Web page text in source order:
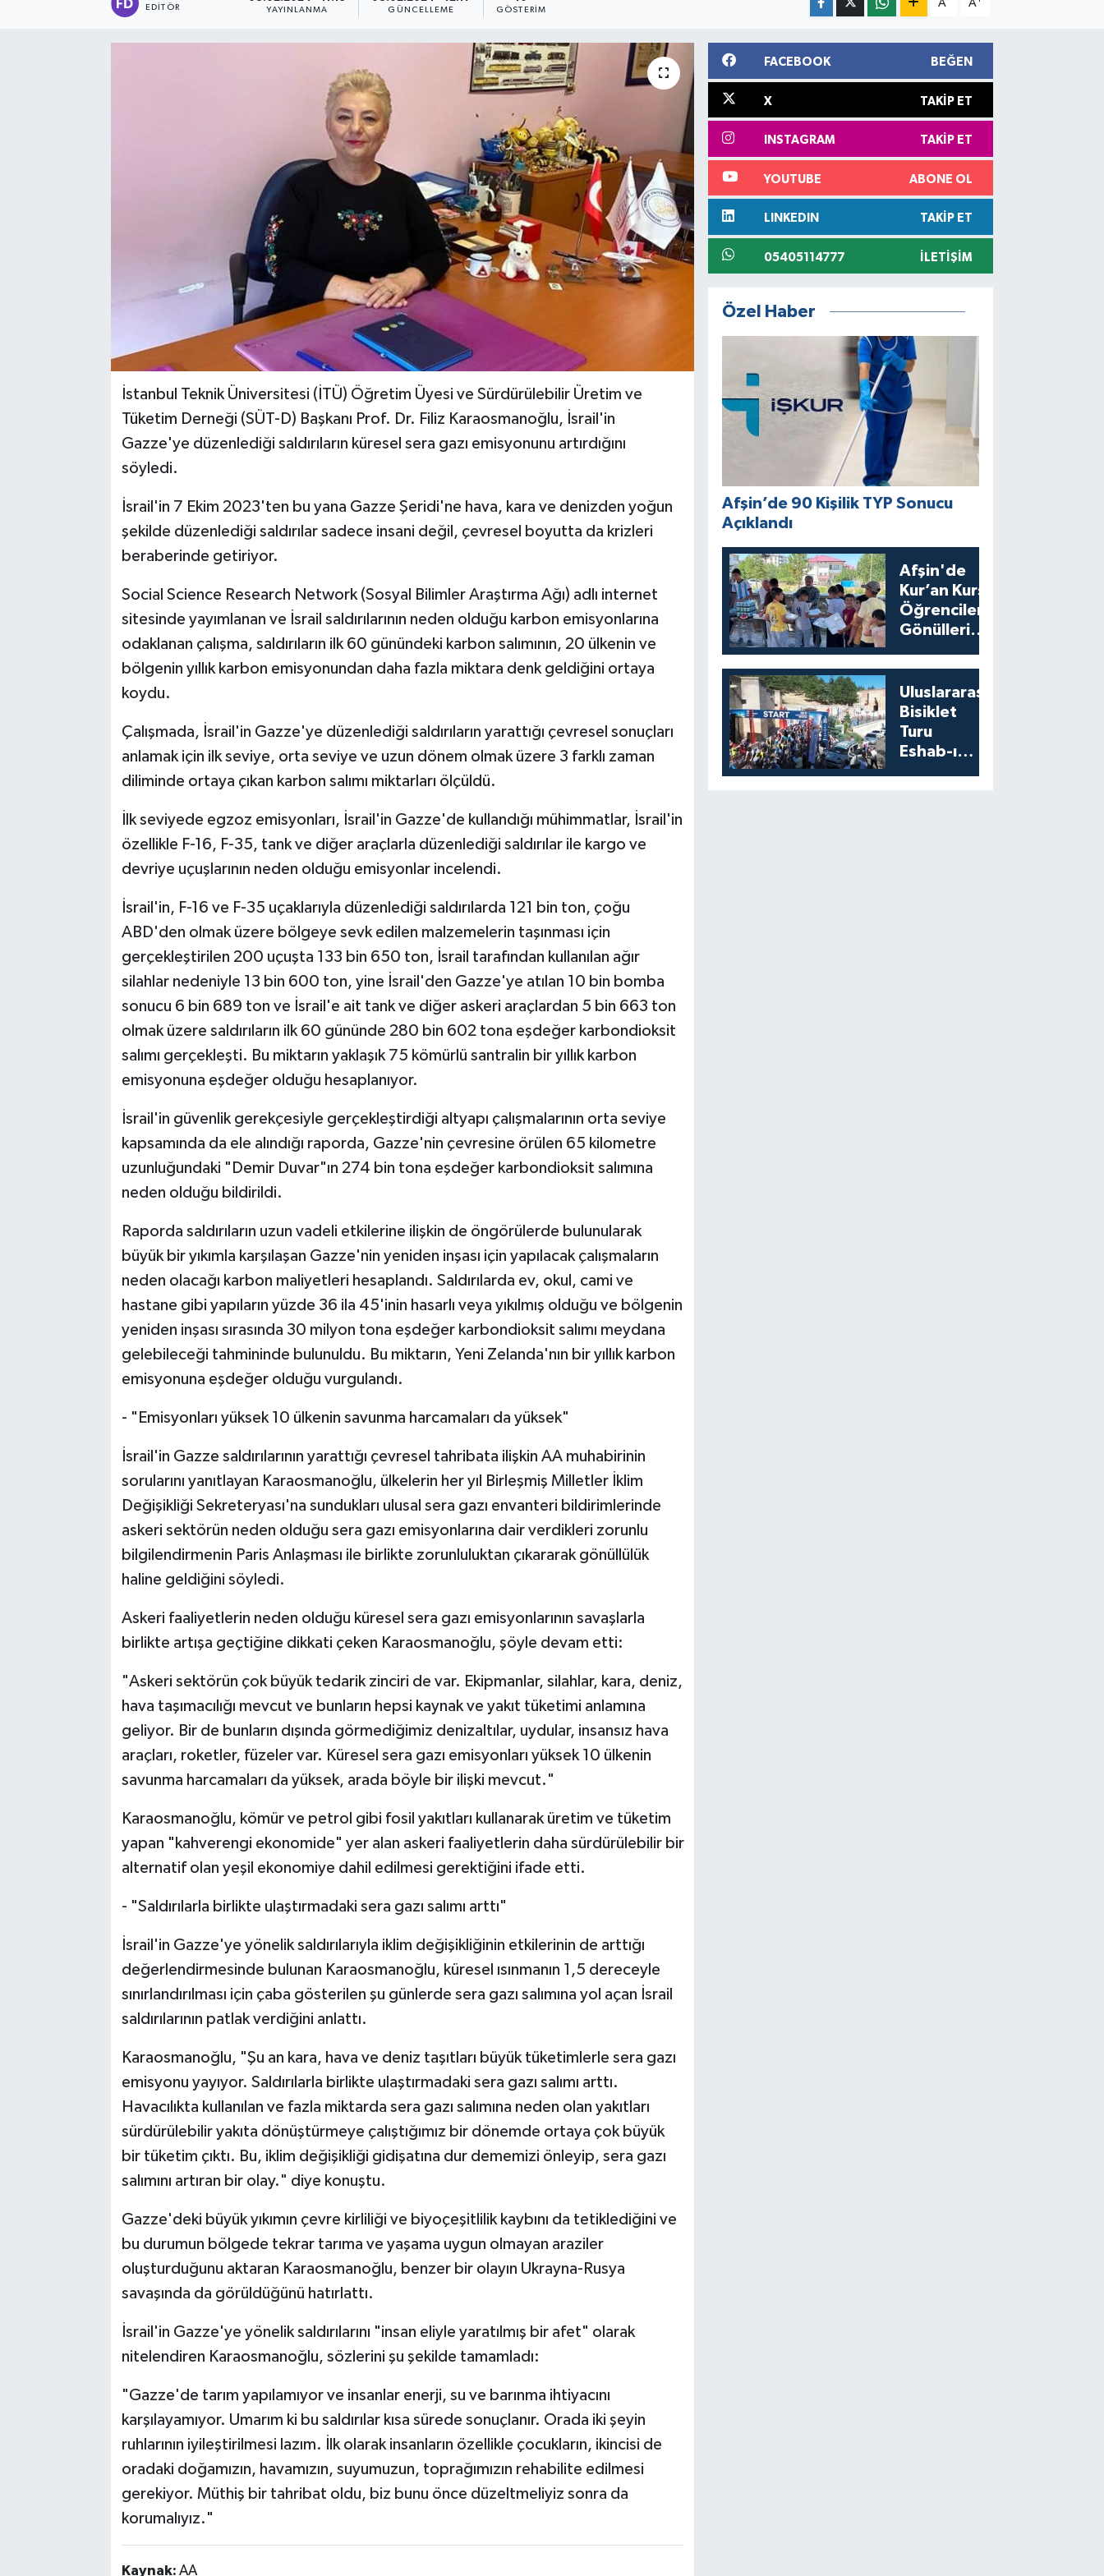
EDITÖR YAYINLANMA GÜNCELLEME GÖSTERIM
A A
İstanbul Teknik Üniversitesi (İTÜ) Öğretim Üyesi ve Sürdürülebilir Üretim ve
Tüketim Derneği (SÜT-D) Başkanı Prof. Dr. Filiz Karaosmanoğlu, İsrail'in
Gazze'ye düzenlediği saldırıların küresel sera gazı emisyonunu artırdığını
söyledi.
İsrail'in 7 Ekim 2023'ten bu yana Gazze Şeridi'ne hava, kara ve denizden yoğun
şekilde düzenlediği saldırılar sadece insani değil, çevresel boyutta da krizleri
beraberinde getiriyor.
Social Science Research Network (Sosyal Bilimler Araştırma Ağı) adlı internet
sitesinde yayımlanan ve İsrail saldırılarının neden olduğu karbon emisyonlarına
odaklanan çalışma, saldırıların ilk 60 günündeki karbon salımının, 20 ülkenin ve
bölgenin yıllık karbon emisyonundan daha fazla miktara denk geldiğini ortaya
koydu.
Çalışmada, İsrail'in Gazze'ye düzenlediği saldırıların yarattığı çevresel sonuçları
anlamak için ilk seviye, orta seviye ve uzun dönem olmak üzere 3 farklı zaman
diliminde ortaya çıkan karbon salımı miktarları ölçüldü.
İlk seviyede egzoz emisyonları, İsrail'in Gazze'de kullandığı mühimmatlar, İsrail'in
özellikle F-16, F-35, tank ve diğer araçlarla düzenlediği saldırılar ile kargo ve
devriye uçuşlarının neden olduğu emisyonlar incelendi.
İsrail'in, F-16 ve F-35 uçaklarıyla düzenlediği saldırılarda 121 bin ton, çoğu
ABD'den olmak üzere bölgeye sevk edilen malzemelerin taşınması için
gerçekleştirilen 200 uçuşta 133 bin 650 ton, İsrail tarafından kullanılan ağır
silahlar nedeniyle 13 bin 600 ton, yine İsrail'den Gazze'ye atılan 10 bin bomba
sonucu 6 bin 689 ton ve İsrail'e ait tank ve diğer askeri araçlardan 5 bin 663 ton
olmak üzere saldırıların ilk 60 gününde 280 bin 602 tona eşdeğer karbondioksit
salımı gerçekleşti. Bu miktarın yaklaşık 75 kömürlü santralin bir yıllık karbon
emisyonuna eşdeğer olduğu hesaplanıyor.
İsrail'in güvenlik gerekçesiyle gerçekleştirdiği altyapı çalışmalarının orta seviye
kapsamında da ele alındığı raporda, Gazze'nin çevresine örülen 65 kilometre
uzunluğundaki "Demir Duvar"ın 274 bin tona eşdeğer karbondioksit salımına
neden olduğu bildirildi.
Raporda saldırıların uzun vadeli etkilerine ilişkin de öngörülerde bulunularak
büyük bir yıkımla karşılaşan Gazze'nin yeniden inşası için yapılacak çalışmaların
neden olacağı karbon maliyetleri hesaplandı. Saldırılarda ev, okul, cami ve
hastane gibi yapıların yüzde 36 ila 45'inin hasarlı veya yıkılmış olduğu ve bölgenin
yeniden inşası sırasında 30 milyon tona eşdeğer karbondioksit salımı meydana
gelebileceği tahmininde bulunuldu. Bu miktarın, Yeni Zelanda'nın bir yıllık karbon
emisyonuna eşdeğer olduğu vurgulandı.
- "Emisyonları yüksek 10 ülkenin savunma harcamaları da yüksek"
İsrail'in Gazze saldırılarının yarattığı çevresel tahribata ilişkin AA muhabirinin
sorularını yanıtlayan Karaosmanoğlu, ülkelerin her yıl Birleşmiş Milletler İklim
Değişikliği Sekreteryası'na sundukları ulusal sera gazı envanteri bildirimlerinde
askeri sektörün neden olduğu sera gazı emisyonlarına dair verdikleri zorunlu
bilgilendirmenin Paris Anlaşması ile birlikte zorunluluktan çıkararak gönüllülük
haline geldiğini söyledi.
Askeri faaliyetlerin neden olduğu küresel sera gazı emisyonlarının savaşlarla
birlikte artışa geçtiğine dikkati çeken Karaosmanoğlu, şöyle devam etti:
"Askeri sektörün çok büyük tedarik zinciri de var. Ekipmanlar, silahlar, kara, deniz,
hava taşımacılığı mevcut ve bunların hepsi kaynak ve yakıt tüketimi anlamına
geliyor. Bir de bunların dışında görmediğimiz denizaltılar, uydular, insansız hava
araçları, roketler, füzeler var. Küresel sera gazı emisyonları yüksek 10 ülkenin
savunma harcamaları da yüksek, arada böyle bir ilişki mevcut."
Karaosmanoğlu, kömür ve petrol gibi fosil yakıtları kullanarak üretim ve tüketim
yapan "kahverengi ekonomide" yer alan askeri faaliyetlerin daha sürdürülebilir bir
alternatif olan yeşil ekonomiye dahil edilmesi gerektiğini ifade etti.
- "Saldırılarla birlikte ulaştırmadaki sera gazı salımı arttı"
İsrail'in Gazze'ye yönelik saldırılarıyla iklim değişikliğinin etkilerinin de arttığı
değerlendirmesinde bulunan Karaosmanoğlu, küresel ısınmanın 1,5 dereceyle
sınırlandırılması için çaba gösterilen şu günlerde sera gazı salımına yol açan İsrail
saldırılarının patlak verdiğini anlattı.
Karaosmanoğlu, "Şu an kara, hava ve deniz taşıtları büyük tüketimlerle sera gazı
emisyonu yayıyor. Saldırılarla birlikte ulaştırmadaki sera gazı salımı arttı.
Havacılıkta kullanılan ve fazla miktarda sera gazı salımına neden olan yakıtları
sürdürülebilir yakıta dönüştürmeye çalıştığımız bir dönemde ortaya çok büyük
bir tüketim çıktı. Bu, iklim değişikliği gidişatına dur dememizi önleyip, sera gazı
salımını artıran bir olay." diye konuştu.
Gazze'deki büyük yıkımın çevre kirliliği ve biyoçeşitlilik kaybını da tetiklediğini ve
bu durumun bölgede tekrar tarıma ve yaşama uygun olmayan araziler
oluşturduğunu aktaran Karaosmanoğlu, benzer bir olayın Ukrayna-Rusya
savaşında da görüldüğünü hatırlattı.
İsrail'in Gazze'ye yönelik saldırılarını "insan eliyle yaratılmış bir afet" olarak
nitelendiren Karaosmanoğlu, sözlerini şu şekilde tamamladı:
"Gazze'de tarım yapılamıyor ve insanlar enerji, su ve barınma ihtiyacını
karşılayamıyor. Umarım ki bu saldırılar kısa sürede sonuçlanır. Orada iki şeyin
ruhlarının iyileştirilmesi lazım. İlk olarak insanların özellikle çocukların, ikincisi de
oradaki doğamızın, havamızın, suyumuzun, toprağımızın rehabilite edilmesi
gerekiyor. Müthiş bir tahribat oldu, biz bunu önce düzeltmeliyiz sonra da
korumalıyız."
Kaynak: AA
FACEBOOK BEĞEN
X TAKIP ET
INSTAGRAM TAKIP ET
YOUTUBE ABONE OL
LINKEDIN TAKIP ET
05405114777 İLETIŞIM
Özel Haber
Afşin’de 90 Kişilik TYP Sonucu
Açıklandı
Afşin'de
Kur’an Kursu
Öğrencilerine
Gönülleri
Uluslararası
Bisiklet
Turu
Eshab-ı